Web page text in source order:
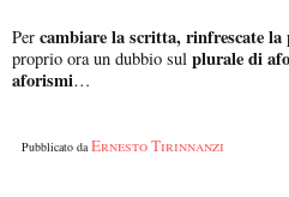
Per cambiare la scritta, rinfrescate la
proprio ora un dubbio sul plurale di
aforismi…
Pubblicato daErnesto Tirinnanzi